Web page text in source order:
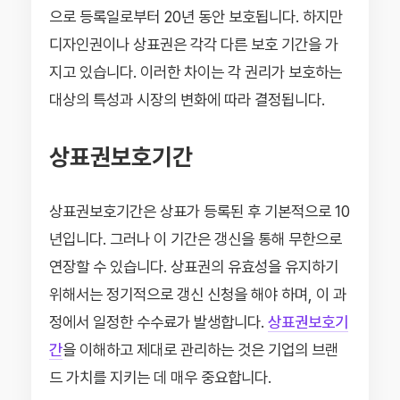
으로 등록일로부터 20년 동안 보호됩니다. 하지만
디자인권이나 상표권은 각각 다른 보호 기간을 가
지고 있습니다. 이러한 차이는 각 권리가 보호하는
대상의 특성과 시장의 변화에 따라 결정됩니다.
상표권보호기간
상표권보호기간은 상표가 등록된 후 기본적으로 10
년입니다. 그러나 이 기간은 갱신을 통해 무한으로
연장할 수 있습니다. 상표권의 유효성을 유지하기
위해서는 정기적으로 갱신 신청을 해야 하며, 이 과
정에서 일정한 수수료가 발생합니다. 상표권보호기
간을 이해하고 제대로 관리하는 것은 기업의 브랜
드 가치를 지키는 데 매우 중요합니다.